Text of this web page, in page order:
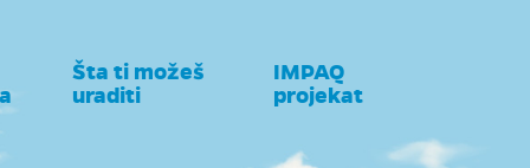
Šta ti možeš
uraditi
IMPAQ
projekat